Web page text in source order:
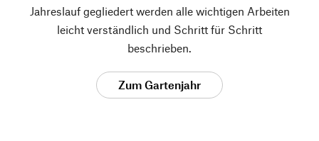
Jahreslauf gegliedert werden alle wichtigen Arbeiten
leicht verständlich und Schritt für Schritt
beschrieben.
Zum Gartenjahr